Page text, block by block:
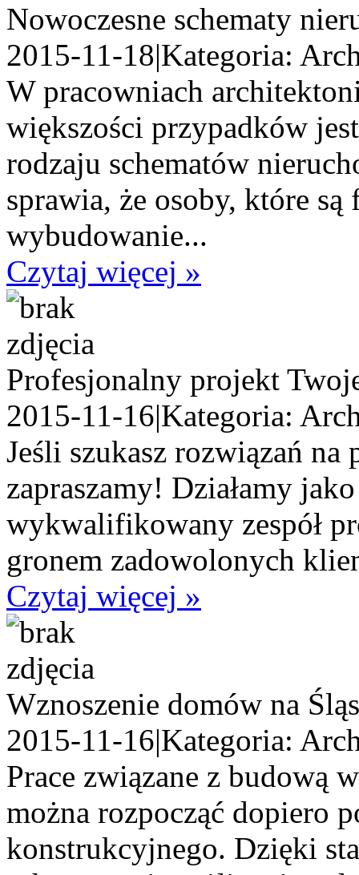
Nowoczesne schematy
2015-11-18|Kategoria:
W pracowniach
większości przypadków
rodzaju schematów
sprawia, że osoby, które
wybudowanie...
Czytaj więcej »
Profesjonalny projekt
2015-11-16|Kategoria:
Jeśli szukasz rozwiązań
zapraszamy! Działamy
wykwalifikowany zespół
gronem zadowolonych
Czytaj więcej »
Wznoszenie domów na
2015-11-16|Kategoria:
Prace związane z budową
można rozpocząć dopiero
konstrukcyjnego. Dzięki